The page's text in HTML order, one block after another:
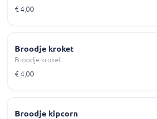
€ 4,00
Broodje kroket
Broodje kroket
€ 4,00
Broodje kipcorn